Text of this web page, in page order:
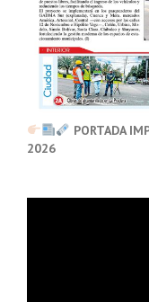
PORTADA
2026